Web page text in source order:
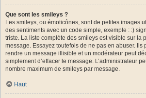
Que sont les smileys ?
Les smileys, ou émoticônes, sont de petites images
des sentiments avec un code simple, exemple : :)
triste. La liste complète des smileys est visible sur la
message. Essayez toutefois de ne pas en abuser. Ils
rendre un message illisible et un modérateur peut
simplement d’effacer le message. L’administrateur
nombre maximum de smileys par message.
Haut